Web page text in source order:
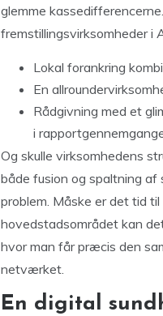
glemme
fremstillingsvirksomheder i
Lokal forankring
En
Rådgivning med et
i
Og skulle virksomhedens
både fusion og spaltning
problem. Måske er det tid
hovedstadsområdet kan
hvor man får præcis den
netværket.
En digital